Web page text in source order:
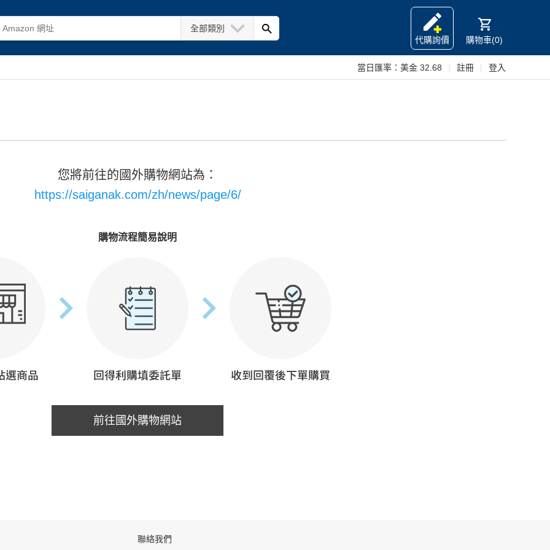
全部類別
代購詢價
購物車(0)
當日匯率： 美金 32.68 註冊 登入
您將前往的國外購物網站為：
https://saiganak.com/zh/news/page/6/
購物流程簡易說明
前往國外購物網站
聯絡我們